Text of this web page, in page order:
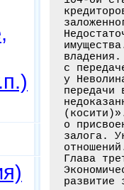
с
у
передачи
о
залога.
Глава
развитие